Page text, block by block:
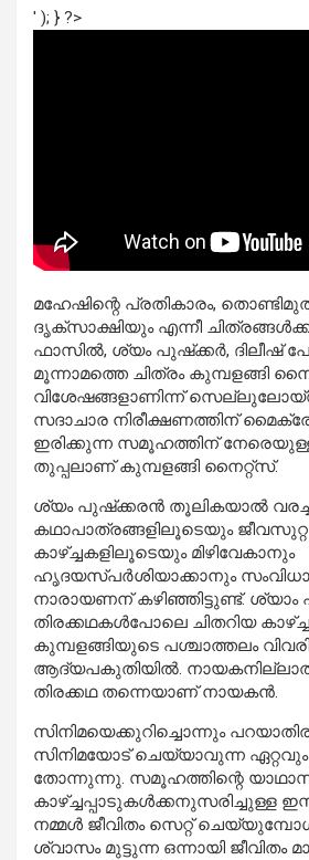
' ); } ?>
മഹേഷിന്റെ പ്രതികാരം,
ദൃക്‌സാക്ഷിയും എന്നീ
ഫാസില്‍, ശ്യം പുഷ്‌ക്കര്‍, ദിലീഷ്
മൂന്നാമത്തെ ചിത്രം കുമ്പളങ്ങി
വിശേഷങ്ങളാണിന്ന്
സദാചാര നിരീക്ഷണത്തിന്
ഇരിക്കുന്ന സമൂഹത്തിന് നേരെയുള്ള
തുപ്പലാണ് കുമ്പളങ്ങി നൈറ്റ്‌സ്.
ശ്യം പുഷ്‌ക്കരന്‍ തൂലികയാല്‍
കഥാപാത്രങ്ങളിലൂടെയും ജീവസുറ്റ
കാഴ്ച്ചകളിലൂടെയും മിഴിവേകാനും
ഹൃദയസ്പര്‍ശിയാക്കാനും
നാരായണന് കഴിഞ്ഞിട്ടുണ്ട്. ശ്യാം
തിരക്കഥകള്‍പോലെ ചിതറിയ
കുമ്പളങ്ങിയുടെ പശ്ചാത്തലം
ആദ്യപകുതിയില്‍.
തിരക്കഥ തന്നെയാണ് നായകന്‍.
സിനിമയെക്കുറിച്ചൊന്നും
സിനിമയോട് ചെയ്യാവുന്ന
തോന്നുന്നു. സമൂഹത്തിന്റെ
കാഴ്ച്ചപ്പാടുകള്‍ക്കനുസരിച്ചുള്ള
നമ്മള്‍ ജീവിതം സെറ്റ്
ശ്വാസം മുട്ടുന്ന ഒന്നായി ജീവിതം